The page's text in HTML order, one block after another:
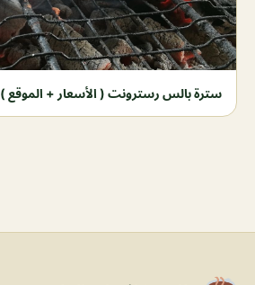
سترة بالس رسترونت ( الأسعار + الموقع )